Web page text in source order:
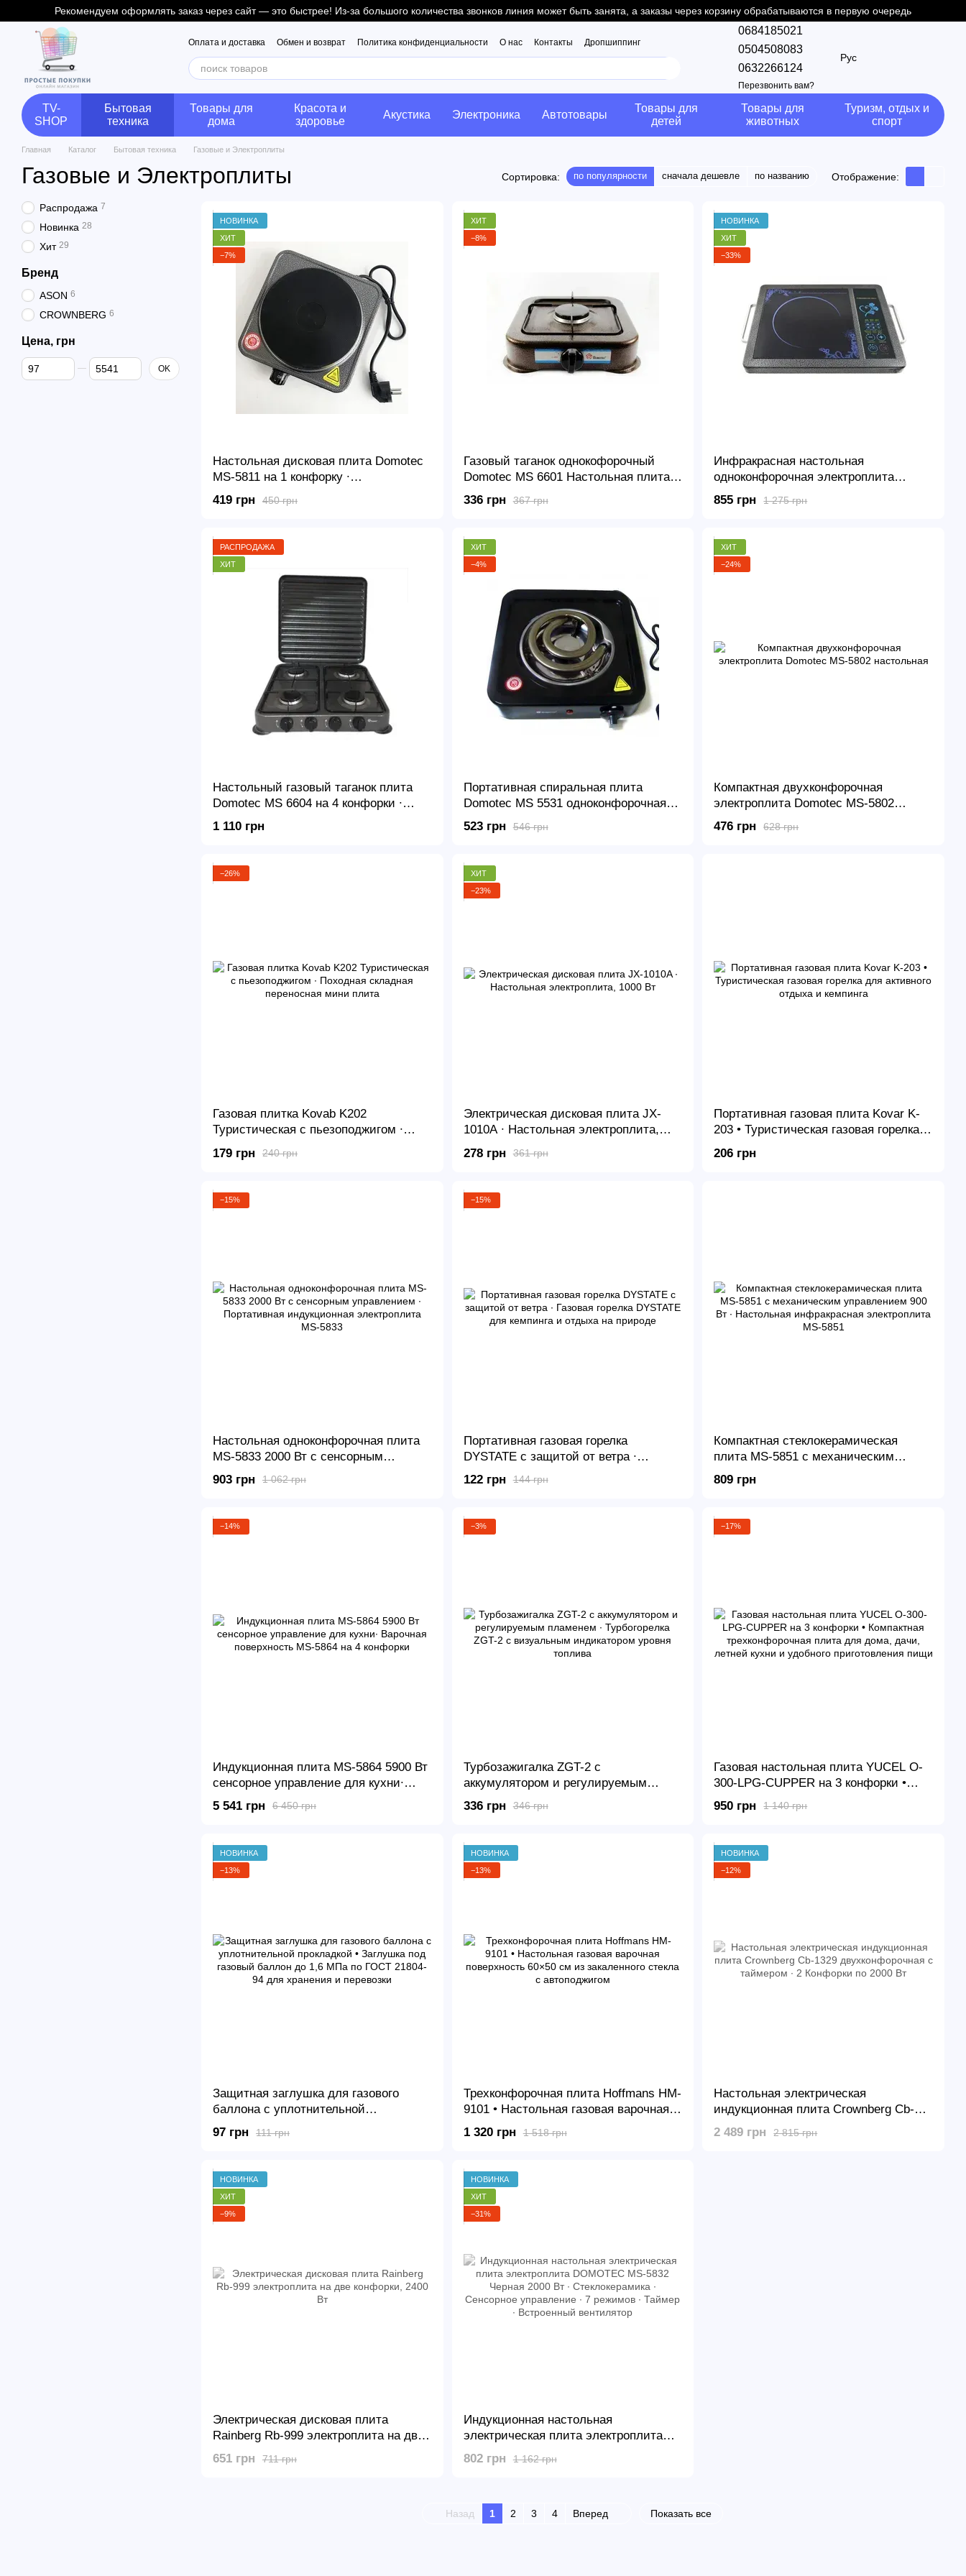
Перейти к основному контенту
Рекомендуем оформлять заказ через сайт — это быстрее! Из-за большого количества звонков линия может быть занята, а заказы через корзину обрабатываются в первую очередь
Оплата и доставка Обмен и возврат Политика конфиденциальности О нас Контакты Дропшиппинг
0684185021
0504508083
0632266124
Перезвонить вам?
Рус
TV-
SHOP
Бытовая
техника
Товары для
дома
Красота и
здоровье
Акустика Электроника Автотовары
Товары для
детей
Товары для
животных
Туризм, отдых и
спорт
Главная Каталог Бытовая техника Газовые и Электроплиты
Газовые и Электроплиты Сортировка: по популярности сначала дешевле по названию Отображение:
НОВИНКА
ХИТ
−7%
Настольная дисковая плита Domotec
MS-5811 на 1 конфорку ∙
Электроплита одноконфорочная,
1500Вт
450 грн
419 грн
ХИТ
−8%
Газовый таганок однокофорочный
Domotec MS 6601 Настольная плита
Серая
367 грн
336 грн
НОВИНКА
ХИТ
−33%
Инфракрасная настольная
одноконфорочная электроплита
DOMOTEC MS-5842, 2000 Вт
1 275 грн
855 грн
РАСПРОДАЖА
ХИТ
Настольный газовый таганок плита
Domotec MS 6604 на 4 конфорки ∙
Серая
1 110 грн
ХИТ
−4%
Портативная спиральная плита
Domotec MS 5531 одноконфорочная
электрическая плитка
546 грн
523 грн
ХИТ
−24%
Компактная двухконфорочная
электроплита Domotec MS-5802
настольная
628 грн
476 грн
−26%
Газовая плитка Kovab K202
Туристическая с пьезоподжигом ∙
Походная складная переносная мини
плита
240 грн
179 грн
ХИТ
−23%
Электрическая дисковая плита JX-
1010A ∙ Настольная электроплита,
1000 Вт
361 грн
278 грн
Портативная газовая плита Kovar K-
203 • Туристическая газовая горелка
для активного отдыха и кемпинга
206 грн
−15%
Настольная одноконфорочная плита
MS-5833 2000 Вт с сенсорным
управлением ∙ Портативная
индукционная электроплита MS-5833
1 062 грн
903 грн
−15%
Портативная газовая горелка
DYSTATE с защитой от ветра ∙
Газовая горелка DYSTATE для
кемпинга и отдыха на природе
144 грн
122 грн
Компактная стеклокерамическая
плита MS-5851 с механическим
управлением 900 Вт ∙ Настольная
инфракрасная электроплита MS-5851
809 грн
−14%
Индукционная плита MS-5864 5900 Вт
сенсорное управление для кухни∙
Варочная поверхность MS-5864 на 4
конфорки
6 450 грн
5 541 грн
−3%
Турбозажигалка ZGT-2 с
аккумулятором и регулируемым
пламенем ∙ Турбогорелка ZGT-2 с
визуальным индикатором уровня
346 грн
336 грн
−17%
Газовая настольная плита YUCEL O-
300-LPG-CUPPER на 3 конфорки •
Компактная трехконфорочная плита
для дома, дачи, летней кухни и
1 140 грн
950 грн
НОВИНКА
−13%
Защитная заглушка для газового
баллона с уплотнительной
прокладкой • Заглушка под газовый
баллон до 1,6 МПа по ГОСТ 21804-94
111 грн
97 грн
НОВИНКА
−13%
Трехконфорочная плита Hoffmans HM-
9101 • Настольная газовая варочная
поверхность 60×50 см из закаленного
стекла с автоподжигом
1 518 грн
1 320 грн
НОВИНКА
−12%
Настольная электрическая
индукционная плита Crownberg Cb-
1329 двухконфорочная с таймером ∙ 2
Конфорки по 2000 Вт
2 815 грн
2 489 грн
НОВИНКА
ХИТ
−9%
Электрическая дисковая плита
Rainberg Rb-999 электроплита на две
конфорки, 2400 Вт
711 грн
651 грн
НОВИНКА
ХИТ
−31%
Индукционная настольная
электрическая плита электроплита
DOMOTEC MS-5832 Черная 2000 Вт ∙
Стеклокерамика ∙ Сенсорное
1 162 грн
802 грн
Назад 1 2 3 4 Вперед Показать все
Распродажа 7
Новинка 28
Хит 29
Бренд
ASON 6
CROWNBERG 6
Цена, грн
От Цена, грн
До Цена, грн OK